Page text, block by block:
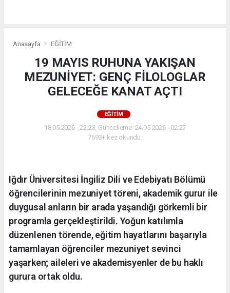
Anasayfa EĞİTİM
19 MAYIS RUHUNA YAKIŞAN
MEZUNİYET: GENÇ FİLOLOGLAR
GELECEĞE KANAT AÇTI
EĞİTİM
18.05.2026 - 22:23, Güncelleme: 24.05.2026 - 02:27
7693+ kez okundu.
Iğdır Üniversitesi İngiliz Dili ve Edebiyatı Bölümü
öğrencilerinin mezuniyet töreni, akademik gurur ile
duygusal anların bir arada yaşandığı görkemli bir
programla gerçekleştirildi. Yoğun katılımla
düzenlenen törende, eğitim hayatlarını başarıyla
tamamlayan öğrenciler mezuniyet sevinci
yaşarken; aileleri ve akademisyenler de bu haklı
gurura ortak oldu.